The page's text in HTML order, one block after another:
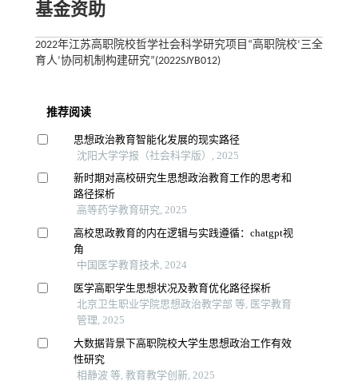
基金资助
2022年江苏高职院校哲学社会科学研究项目“高职院校‘三全
育人’协同机制构建研究”(2022SJYB012)